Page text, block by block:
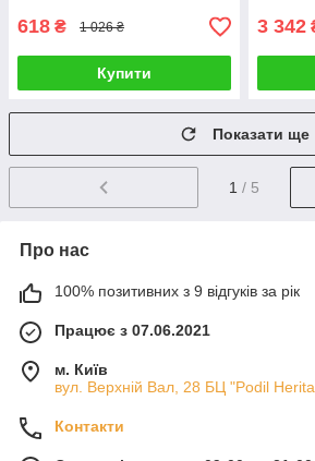
618 ₴ 1 026 ₴
Купити
3 342
Показати ще
1 / 5
Про нас
100% позитивних з 9 відгуків за рік
Працює з 07.06.2021
м. Київ
вул. Верхній Вал, 28 БЦ "Podil
Контакти